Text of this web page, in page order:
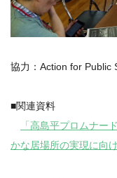
協力：Action for Public
■関連資料
「高島平プロムナー
かな居場所の実現に向け